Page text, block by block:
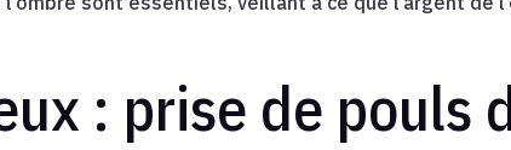
: prise de pouls